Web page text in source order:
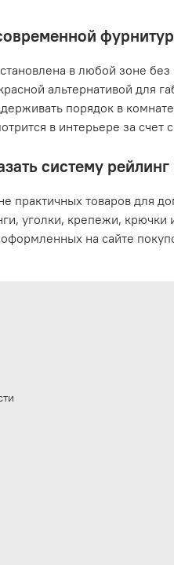
в любой зоне без
альтернативой для
порядок в
в интерьере за
систему
практичных товаров для
уголки, крепежи,
на сайте